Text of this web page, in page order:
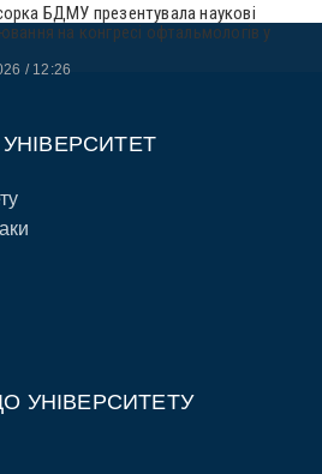
БДМУ презентувала наукові
на конгресі офтальмологів у
12:26
УНІВЕРСИТЕТУ